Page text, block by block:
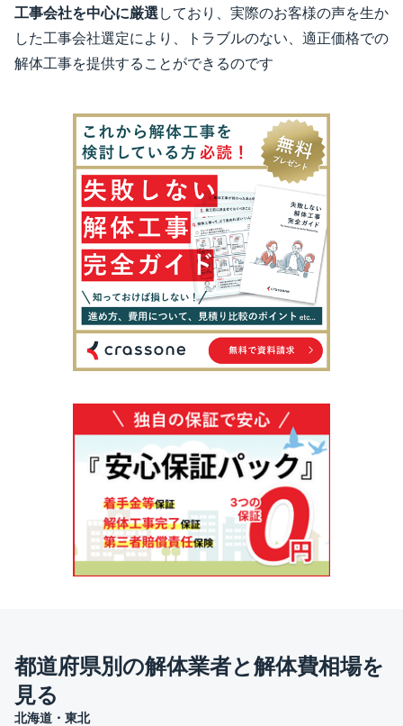
工事会社を中心に厳選しており、実際のお客様の声を生か
した工事会社選定により、トラブルのない、適正価格での
解体工事を提供することができるのです
都道府県別の解体業者と解体費相場を
見る
北海道・東北